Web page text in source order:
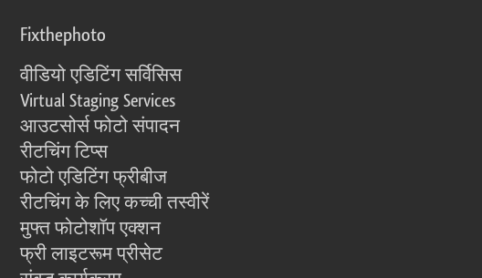
Fixthephoto
वीडियो एडिटिंग सर्विसिस
Virtual Staging Services
आउटसोर्स फोटो संपादन
रीटचिंग टिप्स
फोटो एडिटिंग फ्रीबीज
रीटचिंग के लिए कच्ची तस्वीरें
मुफ्त फोटोशॉप एक्शन
फ्री लाइटरूम प्रीसेट